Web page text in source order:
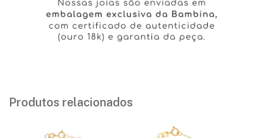
Produtos relacionados